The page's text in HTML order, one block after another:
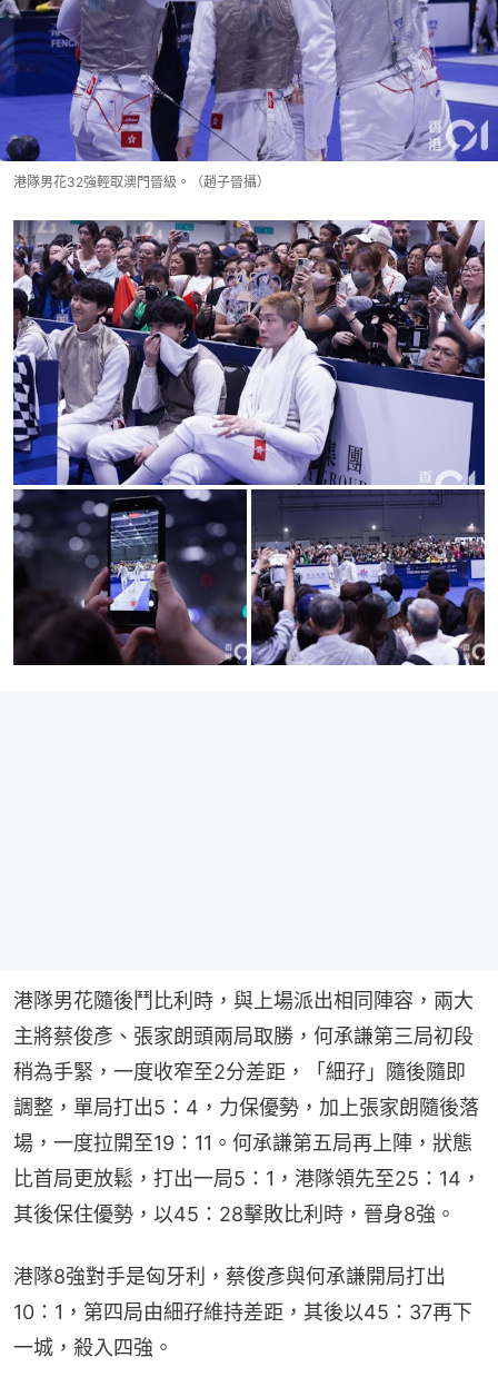
港隊男花32強輕取澳門晉級。（趙子晉攝）
港隊男花隨後鬥比利時，與上場派出相同陣容，兩大
主將蔡俊彥、張家朗頭兩局取勝，何承謙第三局初段
稍為手緊，一度收窄至2分差距，「細孖」隨後隨即
調整，單局打出5：4，力保優勢，加上張家朗隨後落
場，一度拉開至19：11。何承謙第五局再上陣，狀態
比首局更放鬆，打出一局5：1，港隊領先至25：14，
其後保住優勢，以45：28擊敗比利時，晉身8強。
港隊8強對手是匈牙利，蔡俊彥與何承謙開局打出
10：1，第四局由細孖維持差距，其後以45：37再下
一城，殺入四強。